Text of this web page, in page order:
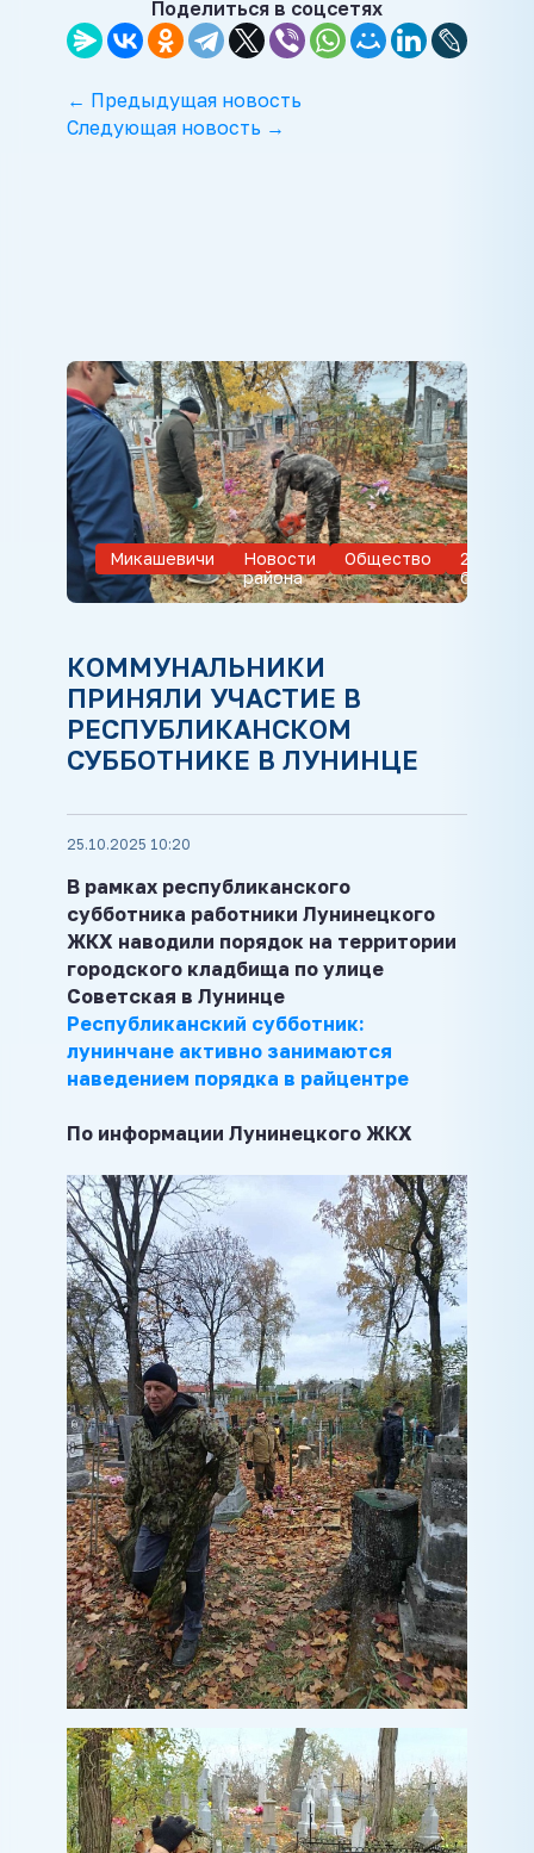
Поделиться в соцсетях
← Предыдущая новость
Следующая новость →
Микашевичи
Новости
района
Общество
2025 -
КОММУНАЛЬНИКИ
ПРИНЯЛИ УЧАСТИЕ В
РЕСПУБЛИКАНСКОМ
СУББОТНИКЕ В ЛУНИНЦЕ
25.10.2025 10:20
В рамках республиканского
субботника работники Лунинецкого
ЖКХ наводили порядок на территории
городского кладбища по улице
Советская в Лунинце
Республиканский субботник:
лунинчане активно занимаются
наведением порядка в райцентре
По информации Лунинецкого ЖКХ